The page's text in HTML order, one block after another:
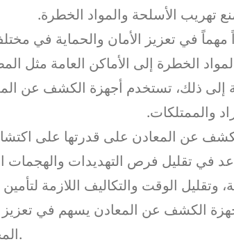
تهريب الأسلحة والمواد الخطرة.
في تعزيز الأمان والحماية في
الخطرة إلى الأماكن العامة مثل
إلى ذلك، تستخدم أجهزة الكشف عن
والممتلكات.
عن المعادن على قدرتها على
في تقليل فرص التهديدات والهجمات
الوقت والتكاليف اللازمة لتأمين
الكشف عن المعادن يسهم في تعزيز
المخاطر الأمنية بشكل عام.